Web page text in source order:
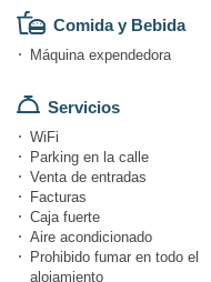
Comida y Bebida
Máquina expendedora
Servicios
WiFi
Parking en la calle
Venta de entradas
Facturas
Caja fuerte
Aire acondicionado
Prohibido fumar en todo el
alojamiento